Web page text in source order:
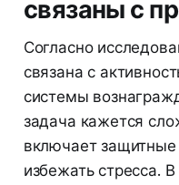
связаны с
Согласно
связана с
системы
задача кажется
включает
избежать стресса.